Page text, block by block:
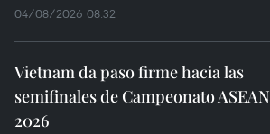
04/08/2026 08:32
Vietnam da paso firme hacia las
semifinales de Campeonato ASEAN
2026